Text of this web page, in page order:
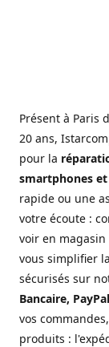
Présent à Paris
20 ans,
pour la
smartphones
rapide ou une
votre écoute :
voir en
vous simplifier
sécurisés sur
Bancaire,
vos
produits :